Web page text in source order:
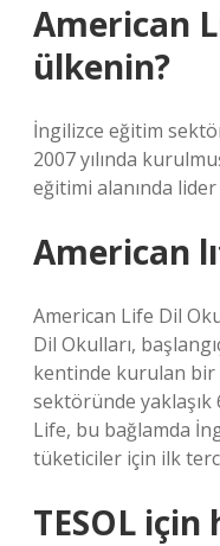
American
ülkenin?
İngilizce eğitim
2007 yılında
eğitimi alanında
American
American Life Dil
Dil Okulları,
kentinde kurulan bir
sektöründe yaklaşık
Life, bu bağlamda
tüketiciler için ilk
TESOL için